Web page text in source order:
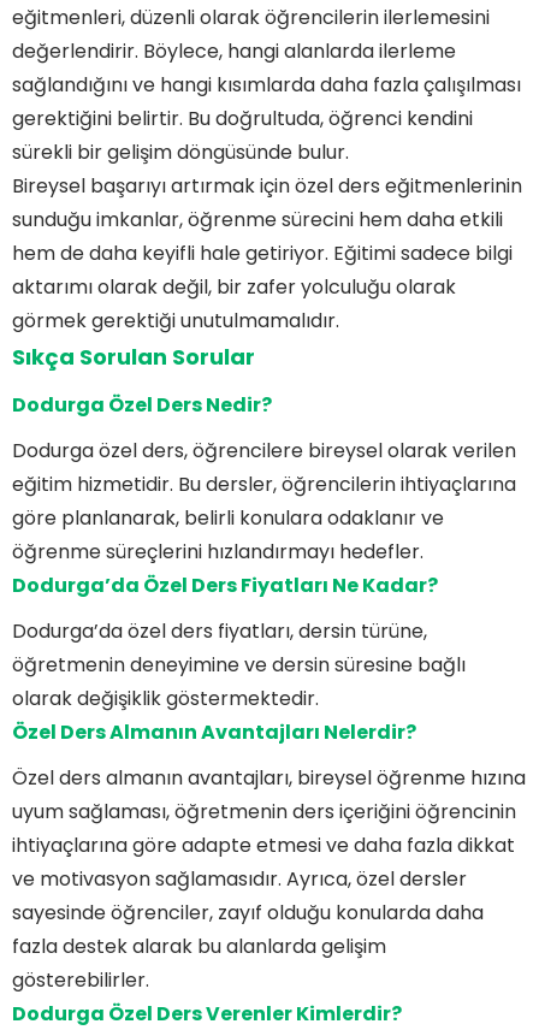
eğitmenleri, düzenli olarak öğrencilerin ilerlemesini
değerlendirir. Böylece, hangi alanlarda ilerleme
sağlandığını ve hangi kısımlarda daha fazla çalışılması
gerektiğini belirtir. Bu doğrultuda, öğrenci kendini
sürekli bir gelişim döngüsünde bulur.
Bireysel başarıyı artırmak için özel ders eğitmenlerinin
sunduğu imkanlar, öğrenme sürecini hem daha etkili
hem de daha keyifli hale getiriyor. Eğitimi sadece bilgi
aktarımı olarak değil, bir zafer yolculuğu olarak
görmek gerektiği unutulmamalıdır.
Sıkça Sorulan Sorular
Dodurga Özel Ders Nedir?
Dodurga özel ders, öğrencilere bireysel olarak verilen
eğitim hizmetidir. Bu dersler, öğrencilerin ihtiyaçlarına
göre planlanarak, belirli konulara odaklanır ve
öğrenme süreçlerini hızlandırmayı hedefler.
Dodurga’da Özel Ders Fiyatları Ne Kadar?
Dodurga’da özel ders fiyatları, dersin türüne,
öğretmenin deneyimine ve dersin süresine bağlı
olarak değişiklik göstermektedir.
Özel Ders Almanın Avantajları Nelerdir?
Özel ders almanın avantajları, bireysel öğrenme hızına
uyum sağlaması, öğretmenin ders içeriğini öğrencinin
ihtiyaçlarına göre adapte etmesi ve daha fazla dikkat
ve motivasyon sağlamasıdır. Ayrıca, özel dersler
sayesinde öğrenciler, zayıf olduğu konularda daha
fazla destek alarak bu alanlarda gelişim
gösterebilirler.
Dodurga Özel Ders Verenler Kimlerdir?